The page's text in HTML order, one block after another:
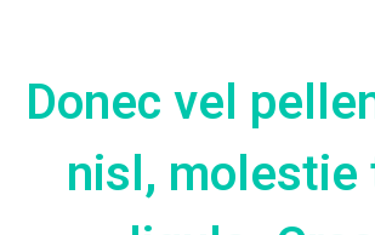
Donec vel
nisl,